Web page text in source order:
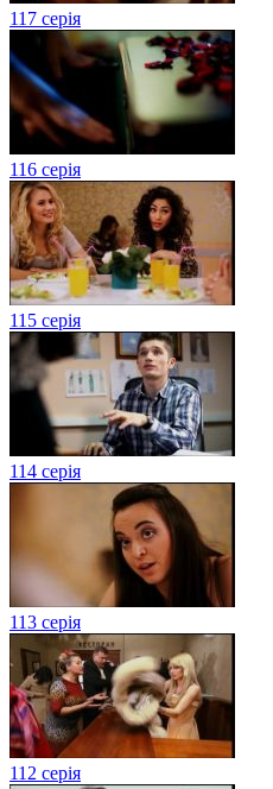
117 серія
116 серія
115 серія
114 серія
113 серія
112 серія